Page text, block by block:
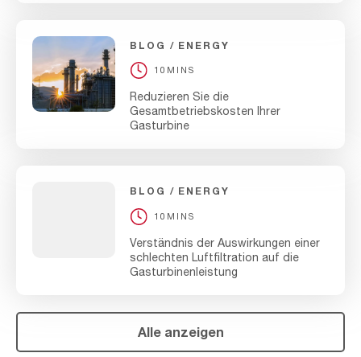
BLOG ENERGY
10MINS
Reduzieren Sie die
Gesamtbetriebskosten Ihrer
Gasturbine
BLOG ENERGY
10MINS
Verständnis der Auswirkungen einer
schlechten Luftfiltration auf die
Gasturbinenleistung
Alle anzeigen